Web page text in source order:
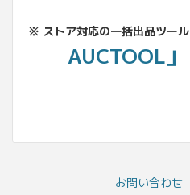
※ ストア対応の一括出品ツール
AUCTOOL」
お問い合わせ